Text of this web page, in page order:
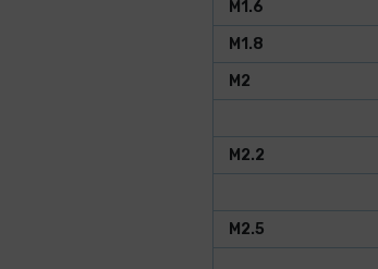
M1.6
M1.8
M2
M2.2
M2.5